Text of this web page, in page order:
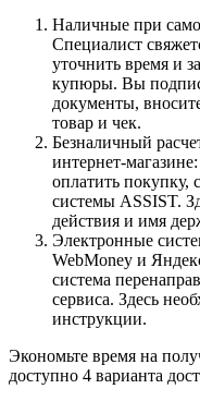
Наличные при
Специалист
уточнить время и
купюры. Вы
документы,
товар и чек.
Безналичный
интернет-
оплатить покупку,
системы ASSIST.
действия и имя
Электронные
WebMoney и
система
сервиса. Здесь
инструкции.
Экономьте время на
доступно 4 варианта